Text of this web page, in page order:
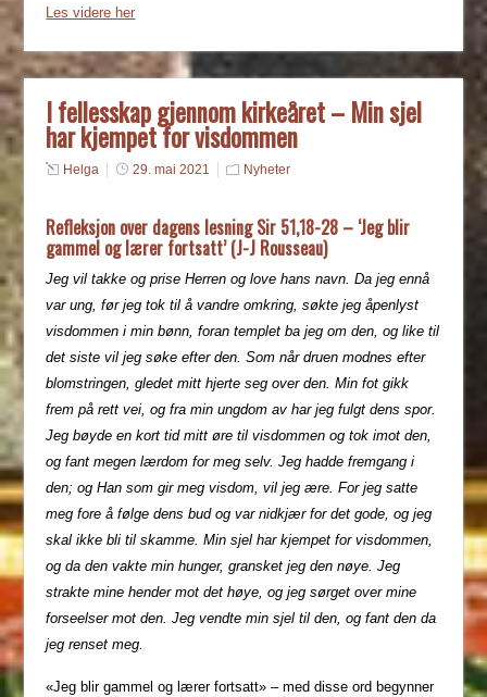
Les videre her
I fellesskap gjennom kirkeåret – Min sjel
har kjempet for visdommen
Helga 29. mai 2021 Nyheter
Refleksjon over dagens lesning Sir 51,18-28 – ‘Jeg blir
gammel og lærer fortsatt’ (J-J Rousseau)
Jeg vil takke og prise Herren og love hans navn. Da jeg ennå
var ung, før jeg tok til å vandre omkring, søkte jeg åpenlyst
visdommen i min bønn, foran templet ba jeg om den, og like til
det siste vil jeg søke efter den. Som når druen modnes efter
blomstringen, gledet mitt hjerte seg over den. Min fot gikk
frem på rett vei, og fra min ungdom av har jeg fulgt dens spor.
Jeg bøyde en kort tid mitt øre til visdommen og tok imot den,
og fant megen lærdom for meg selv. Jeg hadde fremgang i
den; og Han som gir meg visdom, vil jeg ære. For jeg satte
meg fore å følge dens bud og var nidkjær for det gode, og jeg
skal ikke bli til skamme. Min sjel har kjempet for visdommen,
og da den vakte min hunger, gransket jeg den nøye. Jeg
strakte mine hender mot det høye, og jeg sørget over mine
forseelser mot den. Jeg vendte min sjel til den, og fant den da
jeg renset meg.
«Jeg blir gammel og lærer fortsatt» – med disse ord begynner